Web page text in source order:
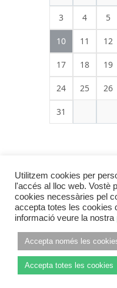
3 4 5
10 11 12
17 18 19
24 25 26
31
© 2026
Utilitzem cookies per
l'accés al lloc web. Vostè
cookies necessàries pel
accepta totes les cookies
informació veure la nostra
Accepta només les
Accepta totes les cookies